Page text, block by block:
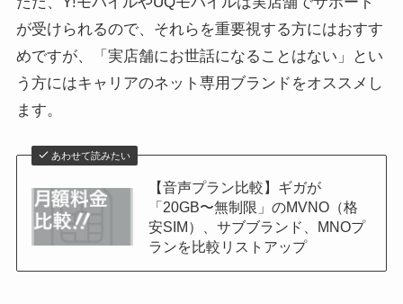
が受けられるので、それらを重要視する方にはおすす
めですが、「実店舗にお世話になることはない」とい
う方にはキャリアのネット専用ブランドをオススメし
ます。
あわせて読みたい
【音声プラン比較】ギガが
「20GB〜無制限」のMVNO（格
安SIM）、サブブランド、MNOプ
ランを比較リストアップ